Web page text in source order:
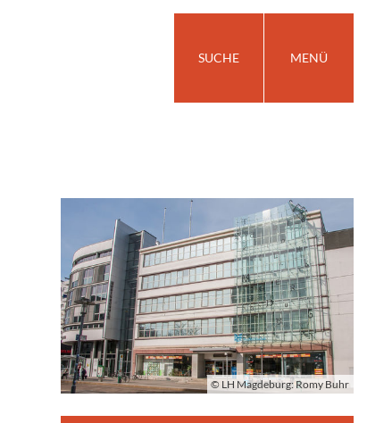
SUCHE MENÜ
© LH Magdeburg: Romy Buhr